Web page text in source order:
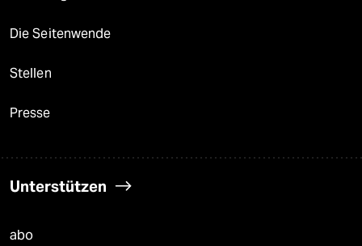
Die Seitenwende
Stellen
Presse
Unterstützen
abo